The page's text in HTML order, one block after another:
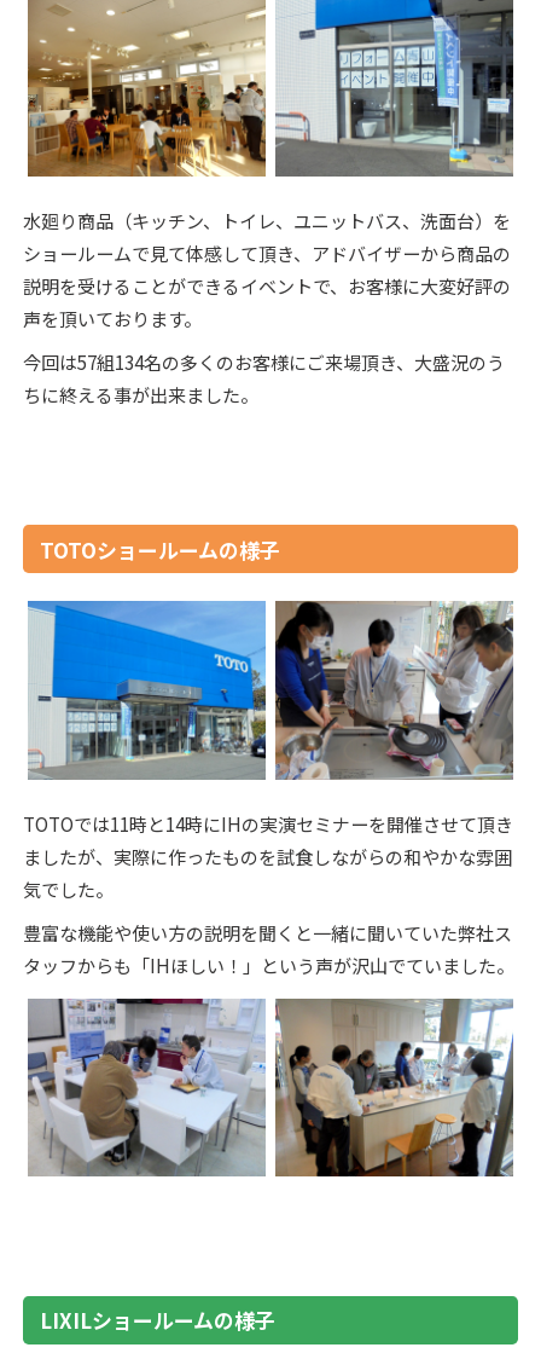
水廻り商品（キッチン、トイレ、ユニットバス、洗面台）を
ショールームで見て体感して頂き、アドバイザーから商品の
説明を受けることができるイベントで、お客様に大変好評の
声を頂いております。
今回は57組134名の多くのお客様にご来場頂き、大盛況のう
ちに終える事が出来ました。
TOTOショールームの様子
TOTOでは11時と14時にIHの実演セミナーを開催させて頂き
ましたが、実際に作ったものを試食しながらの和やかな雰囲
気でした。
豊富な機能や使い方の説明を聞くと一緒に聞いていた弊社ス
タッフからも「IHほしい！」という声が沢山でていました。
LIXILショールームの様子